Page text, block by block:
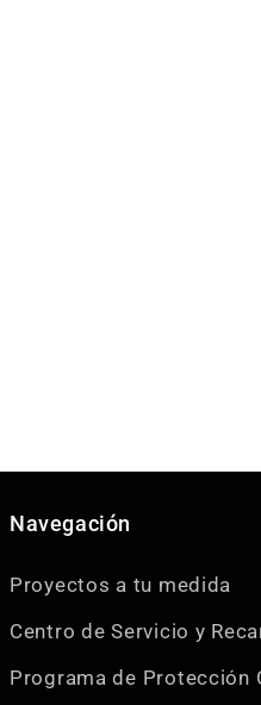
Navegación
Proyectos a tu medida
Centro de Servicio y
Programa de Protección